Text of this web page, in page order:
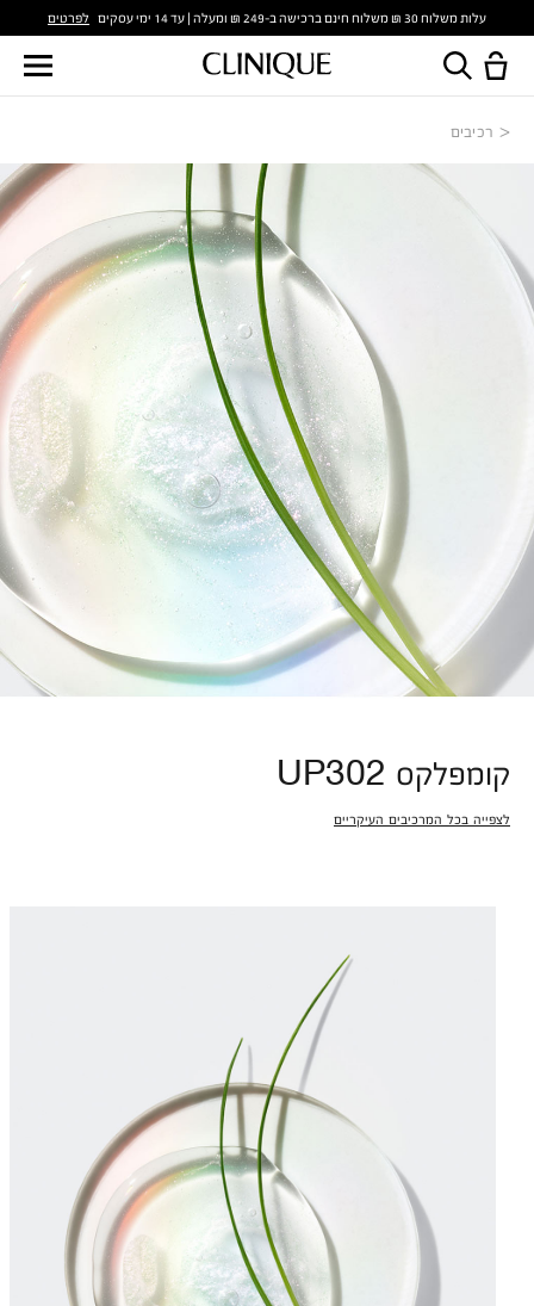
עלות משלוח 30 ₪ משלוח חינם ברכישה ב-249 ₪ ומעלה | עד 14 ימי עסקים לפרטים
רכיבים
קומפלקס UP302
לצפייה בכל המרכיבים העיקריים